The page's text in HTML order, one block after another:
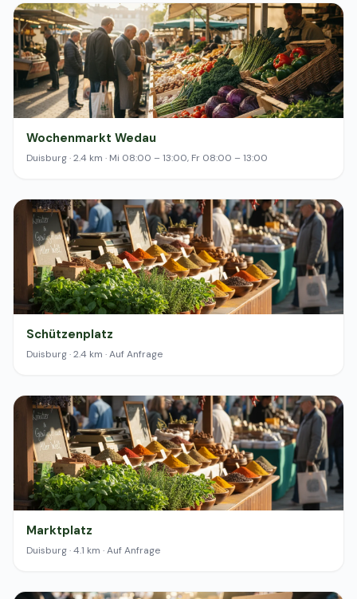
Wochenmarkt Wedau
Duisburg · 2.4 km · Mi 08:00 – 13:00, Fr 08:00 – 13:00
Schützenplatz
Duisburg · 2.4 km · Auf Anfrage
Marktplatz
Duisburg · 4.1 km · Auf Anfrage